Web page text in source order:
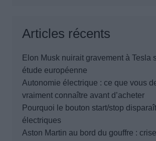
Articles récents
Elon Musk nuirait gravement à Tesla
étude européenne
Autonomie électrique : ce que vous
vraiment connaître avant d’acheter
Pourquoi le bouton start/stop
électriques
Aston Martin au bord du gouffre :